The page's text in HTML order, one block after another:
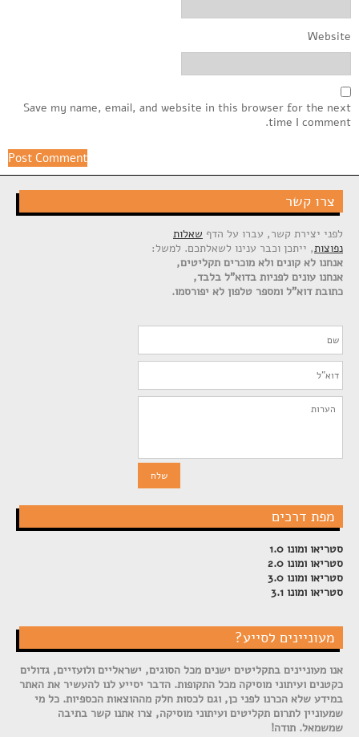
Website
Save my name, email, and website in this browser for the next
time I comment.
צרו קשר
לפני יצירת קשר, עברו על הדף שאלות
נפוצות, ייתכן וכבר ענינו לשאלתכם. למשל:
אנחנו לא קונים ולא מוכרים תקליטים,
אנחנו עונים לפניות בדוא"ל בלבד,
כתובת דוא"ל ומספר טלפון לא יפורסמו.
מפת דרכים
סטריאו ומונו 1.0
סטריאו ומונו 2.0
סטריאו ומונו 3.0
סטריאו ומונו 3.1
מעוניינים לסייע?
אנו מעוניינים בתקליטים ישנים מכל הסוגים, ישראליים ולועזיים, גדולים
כקטנים ועיתוני מוסיקה מכל התקופות. הדבר יסייע לנו להעשיר את האתר
במידע שלא הכרנו לפני כן, וגם לכסות חלק מההוצאות הכספיות. כל מי
שמעוניין לתרום תקליטים ועיתוני מוסיקה, צרו אתנו קשר בתיבה
שמשמאל. תודה!